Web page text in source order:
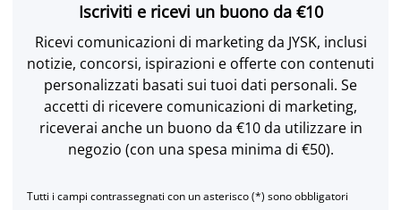
Iscriviti e ricevi un buono da €10
Ricevi comunicazioni di marketing da JYSK, inclusi
notizie, concorsi, ispirazioni e offerte con contenuti
personalizzati basati sui tuoi dati personali. Se
accetti di ricevere comunicazioni di marketing,
riceverai anche un buono da €10 da utilizzare in
negozio (con una spesa minima di €50).
Tutti i campi contrassegnati con un asterisco (*) sono obbligatori